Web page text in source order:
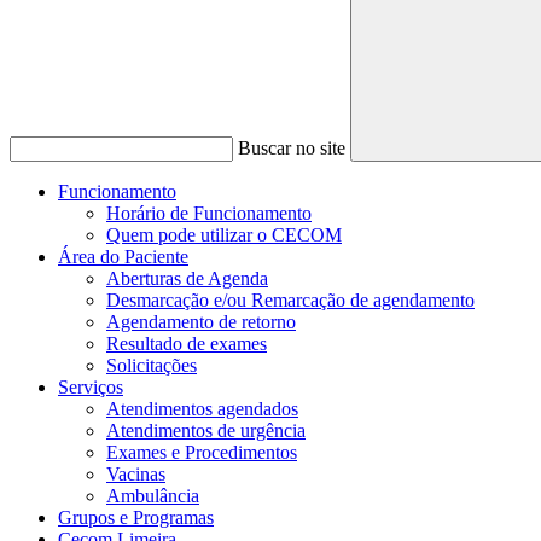
Buscar no site
Funcionamento
Horário de Funcionamento
Quem pode utilizar o CECOM
Área do Paciente
Aberturas de Agenda
Desmarcação e/ou Remarcação de agendamento
Agendamento de retorno
Resultado de exames
Solicitações
Serviços
Atendimentos agendados
Atendimentos de urgência
Exames e Procedimentos
Vacinas
Ambulância
Grupos e Programas